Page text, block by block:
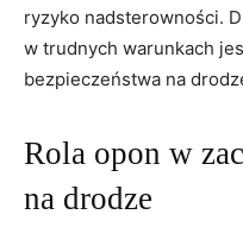
ryzyko nadsterowności.
w ⁢trudnych warunkach
bezpieczeństwa na​
Rola opon‍ w
na drodze